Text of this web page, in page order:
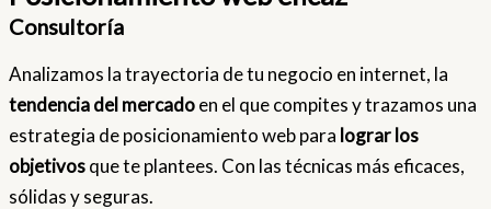
Consultoría
Analizamos la trayectoria de tu negocio en internet, la
tendencia del mercadoen el que compites y trazamos una
estrategia de posicionamiento web para lograr los
objetivosque te plantees. Con las técnicas más eficaces,
sólidas y seguras.